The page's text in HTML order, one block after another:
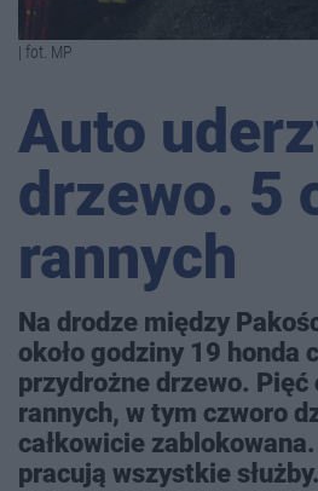
| fot. MP
Auto
drzewo. 5
rannych
Na drodze między
około godziny 19 honda
przydrożne drzewo. Pięć
rannych, w tym czworo
całkowicie
pracują wszystkie służby.